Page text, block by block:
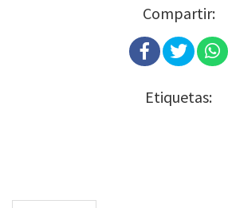
Compartir:
Etiquetas: